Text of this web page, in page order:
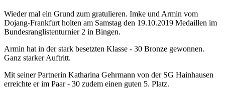
Wieder mal ein Grund zum gratulieren. Imke und Armin vom
Dojang-Frankfurt holten am Samstag den 19.10.2019 Medaillen im
Bundesranglistenturnier 2 in Bingen.
Armin hat in der stark besetzten Klasse - 30 Bronze gewonnen.
Ganz starker Auftritt.
Mit seiner Partnerin Katharina Gehrmann von der SG Hainhausen
erreichte er im Paar - 30 zudem einen guten 5. Platz.